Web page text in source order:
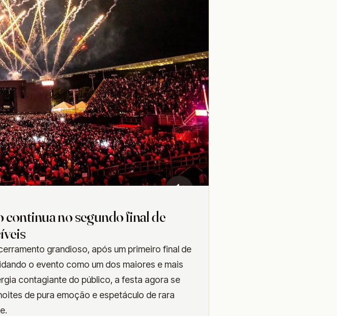
no segundo final de
grandioso, após um primeiro final de
o evento como um dos maiores e mais
contagiante do público, a festa agora se
de pura emoção e espetáculo de rara